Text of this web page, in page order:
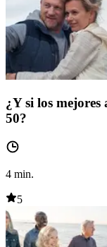
¿Y si los mejores
50?
4 min.
5